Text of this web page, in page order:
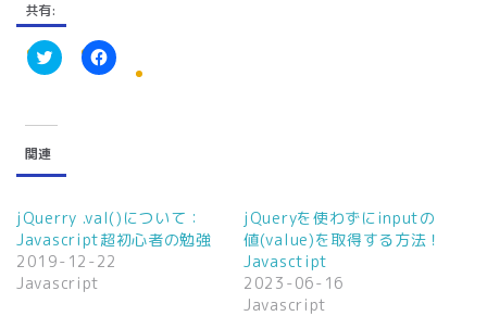
共有:
ク
し
て
T
w
t
e
r
で
共
有
F
有
す
る
に
は
ク
関連
jQuerry .val()について：
Javascript超初心者の勉強
2019-12-22
Javascript
jQueryを使わずにinputの
値(value)を取得する方法！
Javasctipt
2023-06-16
Javascript